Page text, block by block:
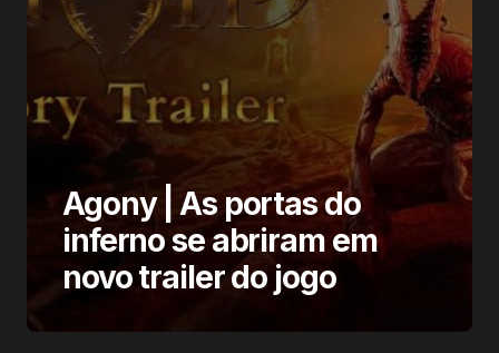
Agony | As portas do
inferno se abriram em
novo trailer do jogo